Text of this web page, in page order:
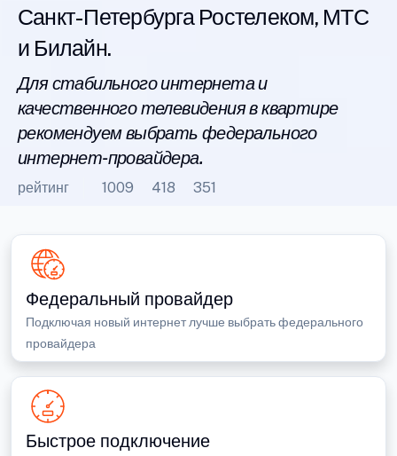
Санкт-Петербурга Ростелеком, МТС
и Билайн.
Для стабильного интернета и
качественного телевидения в квартире
рекомендуем выбрать федерального
интернет-провайдера.
рейтинг 1009 418 351
Федеральный провайдер
Подключая новый интернет лучше выбрать федерального
провайдера
Быстрое подключение